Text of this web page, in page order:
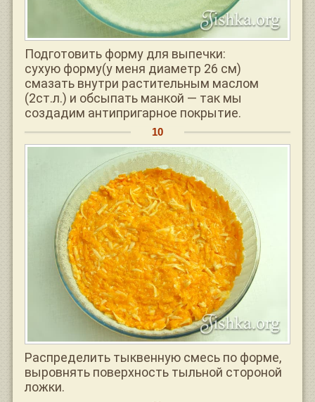
Подготовить форму для выпечки:
сухую форму(у меня диаметр 26 см)
смазать внутри растительным маслом
(2ст.л.) и обсыпать манкой — так мы
создадим антипригарное покрытие.
Распределить тыквенную смесь по форме,
выровнять поверхность тыльной стороной
ложки.